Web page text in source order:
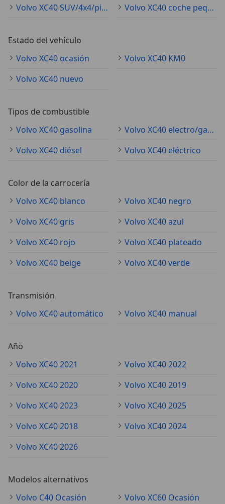
Volvo XC40 SUV/4x4/pickup
Volvo XC40 coche pequeño
Estado del vehículo
Volvo XC40 ocasión
Volvo XC40 KM0
Volvo XC40 nuevo
Tipos de combustible
Volvo XC40 gasolina
Volvo XC40 electro/gasolina
Volvo XC40 diésel
Volvo XC40 eléctrico
Color de la carrocería
Volvo XC40 blanco
Volvo XC40 negro
Volvo XC40 gris
Volvo XC40 azul
Volvo XC40 rojo
Volvo XC40 plateado
Volvo XC40 beige
Volvo XC40 verde
Transmisión
Volvo XC40 automático
Volvo XC40 manual
Año
Volvo XC40 2021
Volvo XC40 2022
Volvo XC40 2020
Volvo XC40 2019
Volvo XC40 2023
Volvo XC40 2025
Volvo XC40 2018
Volvo XC40 2024
Volvo XC40 2026
Modelos alternativos
Volvo C40 Ocasión
Volvo XC60 Ocasión